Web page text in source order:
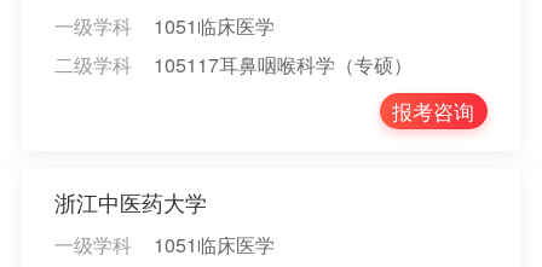
一级学科
1051临床医学
二级学科
105117耳鼻咽喉科学（专硕）
报考咨询
浙江中医药大学
一级学科
1051临床医学